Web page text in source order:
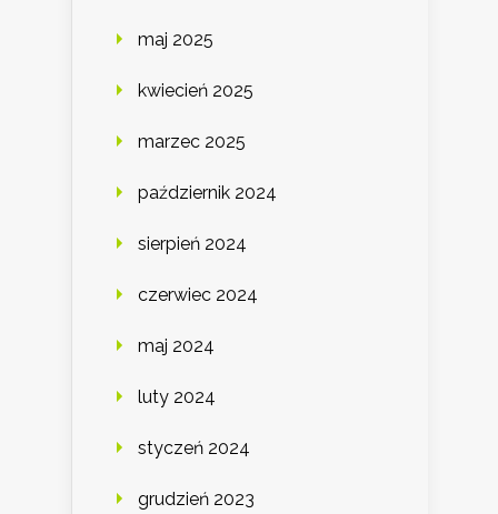
maj 2025
kwiecień 2025
marzec 2025
październik 2024
sierpień 2024
czerwiec 2024
maj 2024
luty 2024
styczeń 2024
grudzień 2023